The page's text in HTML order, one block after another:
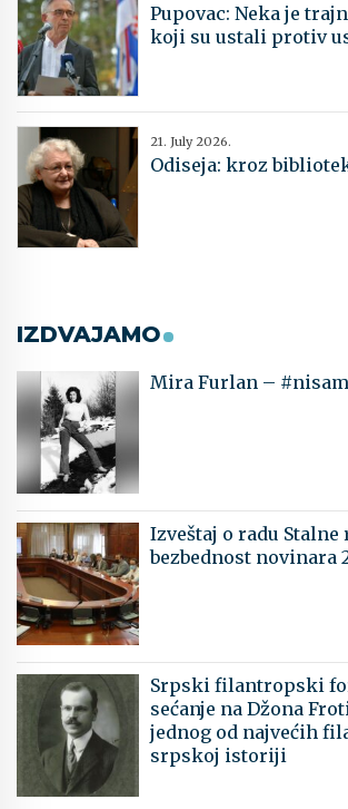
Pupovac: Neka je
koji su ustali protiv
21. July 2026.
Odiseja: kroz
IZDVAJAMO
Mira Furlan –
Izveštaj o radu Stalne
bezbednost novinara
Srpski filantropski
sećanje na Džona
jednog od najvećih
srpskoj istoriji